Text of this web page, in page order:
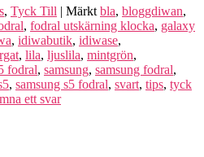
, Tyck Till Märkt bla, bloggdiwan,
, fodral utskärning klocka, galaxy
, idiwabutik, idiwase,
, lila, ljuslila, mintgrön,
fodral, samsung, samsung fodral,
, samsung s5 fodral, svart, tips, tyck
ett svar